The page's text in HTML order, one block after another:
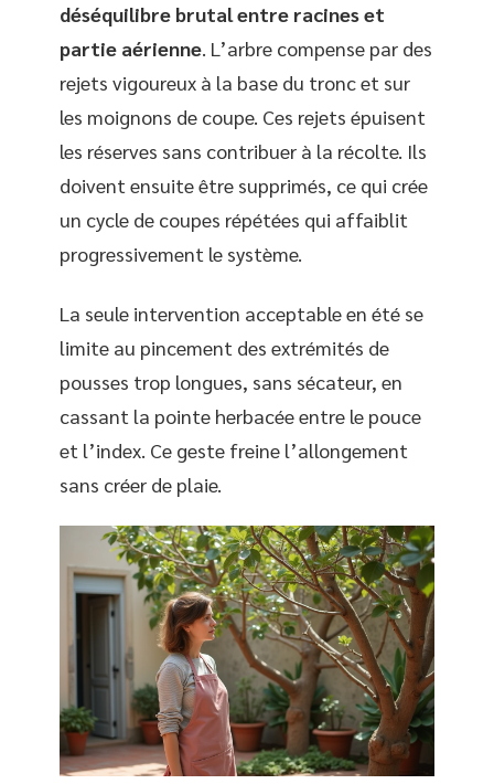
déséquilibre brutal entre racines et
partie aérienne. L’arbre compense par des
rejets vigoureux à la base du tronc et sur
les moignons de coupe. Ces rejets épuisent
les réserves sans contribuer à la récolte. Ils
doivent ensuite être supprimés, ce qui crée
un cycle de coupes répétées qui affaiblit
progressivement le système.
La seule intervention acceptable en été se
limite au pincement des extrémités de
pousses trop longues, sans sécateur, en
cassant la pointe herbacée entre le pouce
et l’index. Ce geste freine l’allongement
sans créer de plaie.